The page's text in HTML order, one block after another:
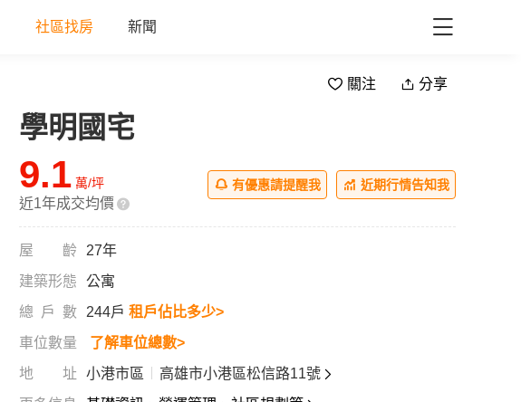
社區找房 新聞
關注 分享
all
學明國宅
9.1 萬/坪
近1年成交均價
有優惠請提醒我 近期行情告知我
屋齡
27年
建築形態
公寓
總戶數
244戶 租戶佔比多少>
車位數量
了解車位總數>
地址
小港市區
高雄市小港區松信路11號